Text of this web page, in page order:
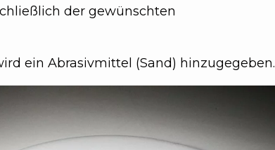
der gewünschten
ein Abrasivmittel (Sand) hinzugegeben.